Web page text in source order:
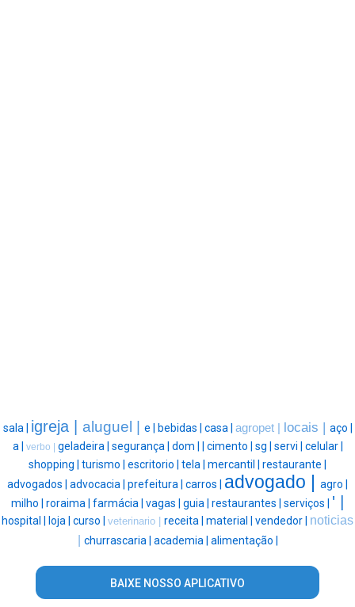
sala | igreja | aluguel | e | bebidas | casa | agropet | locais | aço |
a | verbo | geladeira | segurança | dom | | cimento | sg | servi | celular |
shopping | turismo | escritorio | tela | mercantil | restaurante |
advogados | advocacia | prefeitura | carros | advogado | agro |
milho | roraima | farmácia | vagas | guia | restaurantes | serviços | ' |
hospital | loja | curso | veterinario | receita | material | vendedor | noticias
churrascaria | academia | alimentação |
BAIXE NOSSO APLICATIVO